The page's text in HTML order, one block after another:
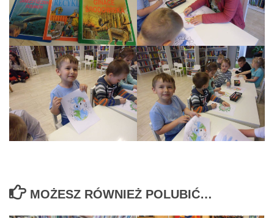
MOŻESZ RÓWNIEŻ POLUBIĆ…